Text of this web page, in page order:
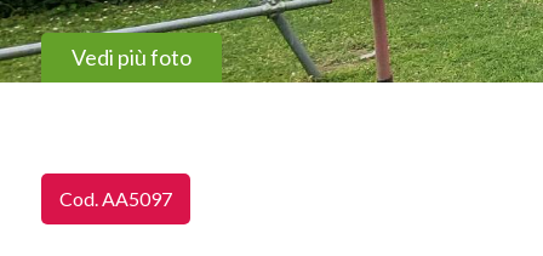
Vedi più foto
Cod. AA5097